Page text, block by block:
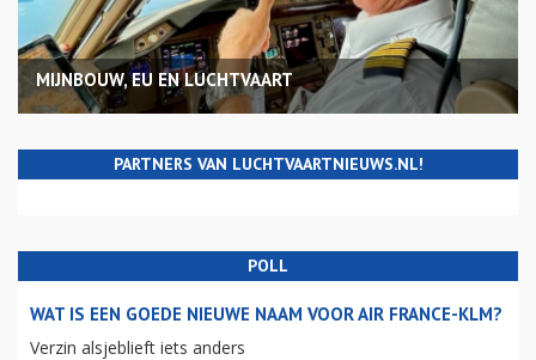
MIJNBOUW, EU EN LUCHTVAART
PARTNERS VAN LUCHTVAARTNIEUWS.NL!
POLL
WAT IS EEN GOEDE NIEUWE NAAM VOOR AIR FRANCE-KLM?
Verzin alsjeblieft iets anders